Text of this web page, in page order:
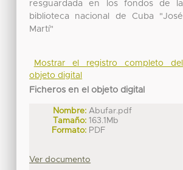
resguardada en los fondos de la
biblioteca nacional de Cuba "José
Martí"
Mostrar el registro completo del
objeto digital
Ficheros en el objeto digital
Nombre: Abufar.pdf
Tamaño: 163.1Mb
Formato: PDF
Ver documento